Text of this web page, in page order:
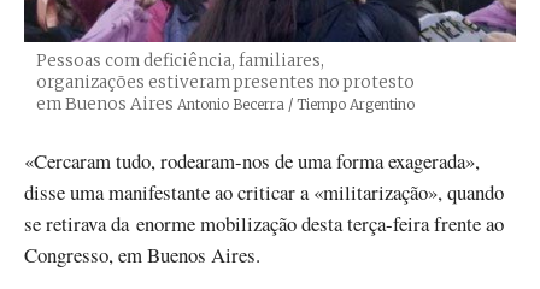
Pessoas com deficiência, familiares,
organizações estiveram presentes no protesto
em Buenos Aires Créditos
Antonio Becerra / Tiempo Argentino
«Cercaram tudo, rodearam-nos de uma forma exagerada»,
disse uma manifestante ao criticar a «militarização», quando
se retirava da enorme mobilização desta terça-feira frente ao
Congresso, em Buenos Aires.